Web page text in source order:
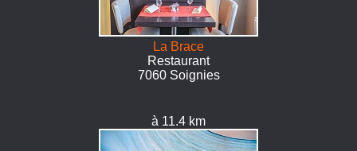
La Brace
Restaurant
7060 Soignies
à 11.4 km